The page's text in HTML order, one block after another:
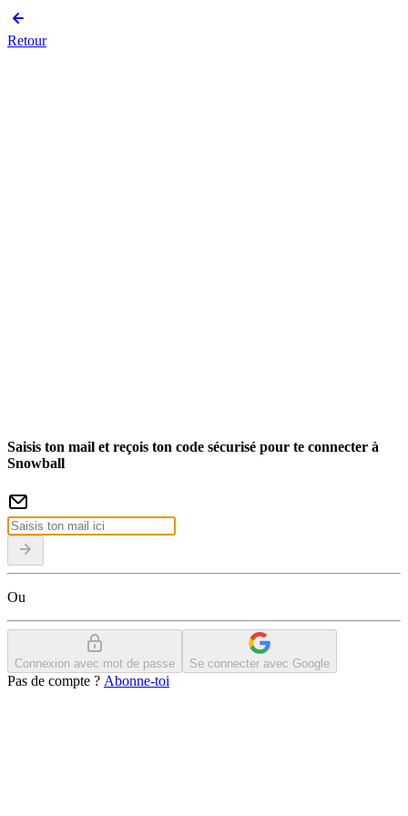
Retour
Saisis ton mail et reçois ton code sécurisé pour te connecter à
Snowball
Ou
Connexion avec mot de passe Se connecter avec Google
Pas de compte ? Abonne-toi